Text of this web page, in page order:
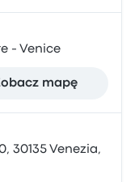
- Venice
mapę
30135 Venezia,